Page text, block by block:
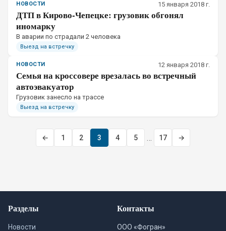
НОВОСТИ 15 января 2018 г.
ДТП в Кирово-Чепецке: грузовик обгонял
иномарку
В аварии по страдали 2 человека
Выезд на встречку
НОВОСТИ 12 января 2018 г.
Семья на кроссовере врезалась во встречный
автоэвакуатор
Грузовик занесло на трассе
Выезд на встречку
← 1 2 3 4 5 17 →
Разделы
Новости
Контакты
ООО «Фогран»